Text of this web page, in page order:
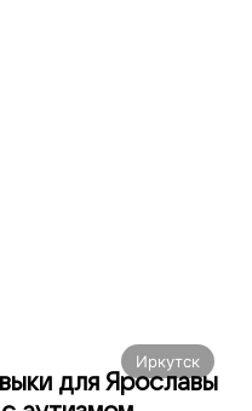
Иркутск
для Ярославы